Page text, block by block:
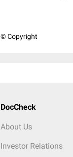
© Copyright
DocCheck
About Us
Investor Relations